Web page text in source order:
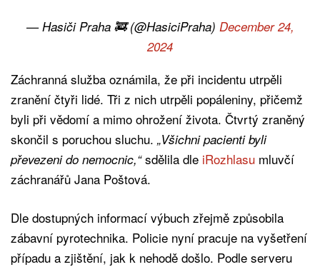
— Hasiči Praha 🚒 (@HasiciPraha) December 24,
2024
Záchranná služba oznámila, že při incidentu utrpěli
zranění čtyři lidé. Tři z nich utrpěli popáleniny, přičemž
byli při vědomí a mimo ohrožení života. Čtvrtý zraněný
skončil s poruchou sluchu. „Všichni pacienti byli
převezeni do nemocnic,“sdělila dle iRozhlasu mluvčí
záchranářů Jana Poštová.
Dle dostupných informací výbuch zřejmě způsobila
zábavní pyrotechnika. Policie nyní pracuje na vyšetření
případu a zjištění, jak k nehodě došlo. Podle serveru